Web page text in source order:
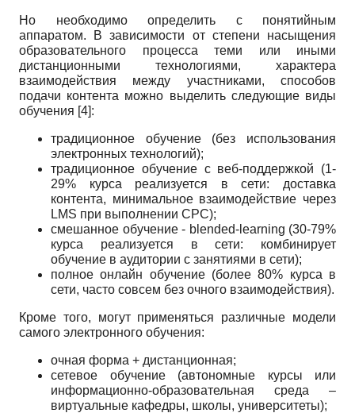
Но необходимо определить с понятийным
аппаратом. В зависимости от степени насыщения
образовательного процесса теми или иными
дистанционными технологиями, характера
взаимодействия между участниками, способов
подачи контента можно выделить следующие виды
обучения [4]:
традиционное обучение (без использования
электронных технологий);
традиционное обучение с веб-поддержкой (1-
29% курса реализуется в сети: доставка
контента, минимальное взаимодействие через
LMS при выполнении СРС);
смешанное обучение - blended-learning (30-79%
курса реализуется в сети: комбинирует
обучение в аудитории с занятиями в сети);
полное онлайн обучение (более 80% курса в
сети, часто совсем без очного взаимодействия).
Кроме того, могут применяться различные модели
самого электронного обучения:
очная форма + дистанционная;
сетевое обучение (автономные курсы или
информационно-образовательная среда –
виртуальные кафедры, школы, университеты);